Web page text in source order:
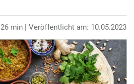
26 min | Veröffentlicht am: 10.05.2023